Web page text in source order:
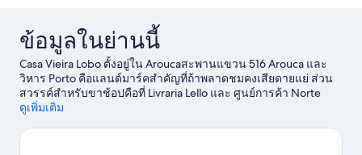
ข้อมูลในย่านนี้
Casa Vieira Lobo ตั้งอยู่ใน Aroucaสะพานแขวน 516 Arouca และ
วิหาร Porto คือแลนด์มาร์คสำคัญที่ถ้าพลาดชมคงเสียดายแย่ ส่วน
สวรรค์สำหรับขาช้อปคือที่ Livraria Lello และ ศูนย์การค้า Norte
ศาลาว่าการ Porto และ ศูนย์ประวัติศาสตร์ปอร์โต เป็นสถานที่
ดูเพิ่มเติม